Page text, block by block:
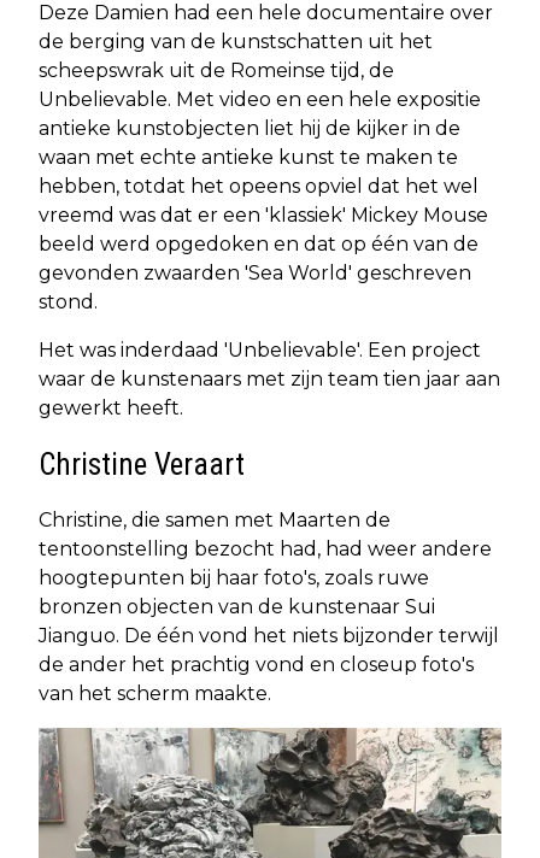
Deze Damien had een hele documentaire over
de berging van de kunstschatten uit het
scheepswrak uit de Romeinse tijd, de
Unbelievable. Met video en een hele expositie
antieke kunstobjecten liet hij de kijker in de
waan met echte antieke kunst te maken te
hebben, totdat het opeens opviel dat het wel
vreemd was dat er een 'klassiek' Mickey Mouse
beeld werd opgedoken en dat op één van de
gevonden zwaarden 'Sea World' geschreven
stond.
Het was inderdaad 'Unbelievable'. Een project
waar de kunstenaars met zijn team tien jaar aan
gewerkt heeft.
Christine Veraart
Christine, die samen met Maarten de
tentoonstelling bezocht had, had weer andere
hoogtepunten bij haar foto's, zoals ruwe
bronzen objecten van de kunstenaar Sui
Jianguo. De één vond het niets bijzonder terwijl
de ander het prachtig vond en closeup foto's
van het scherm maakte.